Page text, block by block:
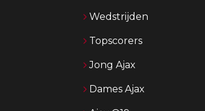
Wedstrijden
Topscorers
Jong Ajax
Dames Ajax